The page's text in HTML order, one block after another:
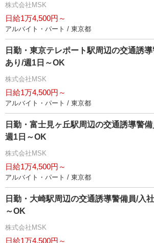
株式会社MSK
日給1万4,500円～
アルバイト・パート / 東京都
日勤・東京テレポート駅周辺の交通誘
あり/週1日～OK
株式会社MSK
日給1万4,500円～
アルバイト・パート / 東京都
日勤・富士見ヶ丘駅周辺の交通誘導警
週1日～OK
株式会社MSK
日給1万4,500円～
アルバイト・パート / 東京都
日勤・大崎駅周辺の交通誘導警備員/入
～OK
株式会社MSK
日給1万4,500円～